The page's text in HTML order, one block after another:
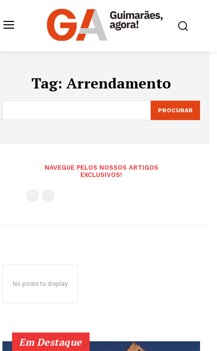
Tag: Arrendamento
PROCURAR
NAVEGUE PELOS NOSSOS ARTIGOS
EXCLUSIVOS!
No posts to display
Em Destaque